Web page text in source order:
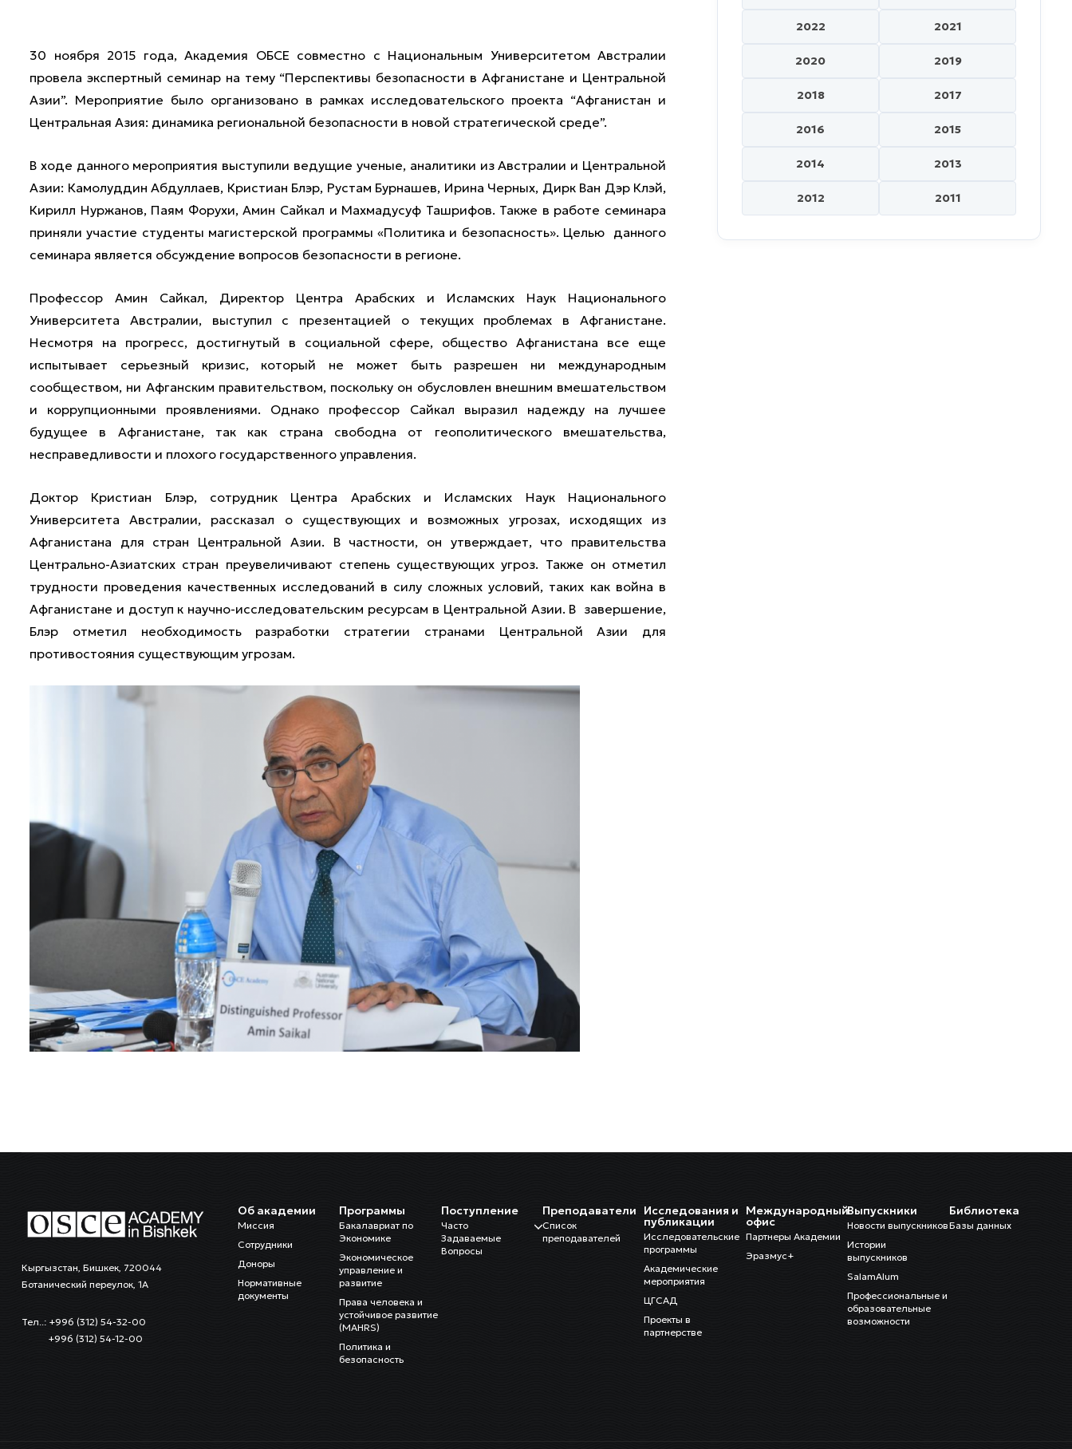
30 ноября 2015 года, Академия ОБСЕ совместно с Национальным Университетом Австралии
провела экспертный семинар на тему “Перспективы безопасности в Афганистане и Центральной
Азии”. Мероприятие было организовано в рамках исследовательского проекта “Афганистан и
Центральная Азия: динамика региональной безопасности в новой стратегической среде”.
В ходе данного мероприятия выступили ведущие ученые, аналитики из Австралии и Центральной
Азии: Камолуддин Абдуллаев, Кристиан Блэр, Рустам Бурнашев, Ирина Черных, Дирк Ван Дэр Клэй,
Кирилл Нуржанов, Паям Форухи, Амин Сайкал и Махмадусуф Ташрифов. Также в работе семинара
приняли участие студенты магистерской программы «Политика и безопасность». Целью данного
семинара является обсуждение вопросов безопасности в регионе.
Профессор Амин Сайкал, Директор Центра Арабских и Исламских Наук Национального
Университета Австралии, выступил с презентацией о текущих проблемах в Афганистане.
Несмотря на прогресс, достигнутый в социальной сфере, общество Афганистана все еще
испытывает серьезный кризис, который не может быть разрешен ни международным
сообществом, ни Афганским правительством, поскольку он обусловлен внешним вмешательством
и коррупционными проявлениями. Однако профессор Сайкал выразил надежду на лучшее
будущее в Афганистане, так как страна свободна от геополитического вмешательства,
несправедливости и плохого государственного управления.
Доктор Кристиан Блэр, сотрудник Центра Арабских и Исламских Наук Национального
Университета Австралии, рассказал о существующих и возможных угрозах, исходящих из
Афганистана для стран Центральной Азии. В частности, он утверждает, что правительства
Центрально-Азиатских стран преувеличивают степень существующих угроз. Также он отметил
трудности проведения качественных исследований в силу сложных условий, таких как война в
Афганистане и доступ к научно-исследовательским ресурсам в Центральной Азии. В завершение,
Блэр отметил необходимость разработки стратегии странами Центральной Азии для
противостояния существующим угрозам.
2022 2021
2020 2019
2018 2017
2016 2015
2014 2013
2012 2011
Кыргызстан, Бишкек, 720044
Ботанический переулок, 1А
Тел..: +996 (312) 54-32-00
+996 (312) 54-12-00
Об академии
Миссия
Сотрудники
Доноры
Нормативные
документы
Программы
Бакалавриат по
Экономике
Экономическое
управление и
развитие
Права человека и
устойчивое развитие
(MAHRS)
Политика и
безопасность
Поступление
Часто
Задаваемые
Вопросы
Преподаватели
Список
преподавателей
Исследования и
публикации
Исследовательские
программы
Академические
мероприятия
ЦГСАД
Проекты в
партнерстве
Международный
офис
Партнеры Академии
Эразмус+
Выпускники
Новости выпускников
Истории
выпускников
SalamAlum
Профессиональные и
образовательные
возможности
Библиотека
Базы данных